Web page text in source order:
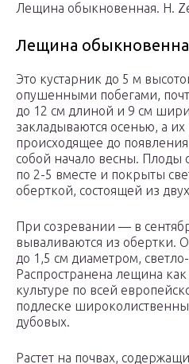
Лещина обыкновенная. H.
Лещина
Это кустарник до 5 м
опушенными побегами,
до 12 см длиной и 9 см
закладываются осенью, а
происходящее до
собой начало весны. Плоды
по 2-5 вместе и покрыты
оберткой, состоящей из
При созревании — в
вываливаются из обертки.
до 1,5 см диаметром,
Распространена лещина
культуре по всей
подлеске
дубовых.
Растет на почвах,